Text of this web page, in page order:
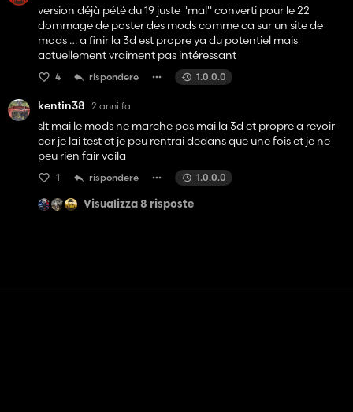
version déjà pété du 19 juste "mal" converti pour le 22
dommage de poster des mods comme ca sur un site de
mods … a finir la 3d est propre ya du potentiel mais
actuellement vraiment pas intéressant
4 rispondere 1.0.0.0
kentin38 2 anni fa
slt mai le mods ne marche pas mai la 3d et propre a revoir
car je lai test et je peu rentrai dedans que une fois et je ne
peu rien fair voila
1 rispondere 1.0.0.0
Visualizza 8 risposte